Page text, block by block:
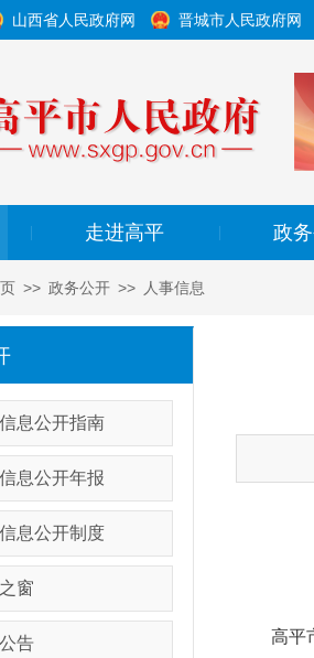
山西省人民政府网 晋城市人民政府网
走进高平 政
>> 政务公开 >> 人事信息
息公开指南
息公开年报
息公开制度
窗
告 高平市